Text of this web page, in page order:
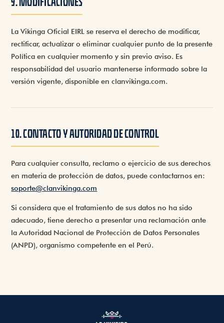
La Vikinga Oficial EIRL se reserva el derecho de modificar,
rectificar, actualizar o eliminar cualquier punto de la presente
Política en cualquier momento y sin previo aviso. Es
responsabilidad del usuario mantenerse informado sobre la
versión vigente, disponible en clanvikinga.com.
10. CONTACTO Y AUTORIDAD DE CONTROL
Para cualquier consulta, reclamo o ejercicio de sus derechos
en materia de protección de datos, puede contactarnos en:
soporte@clanvikinga.com
Si considera que el tratamiento de sus datos no ha sido
adecuado, tiene derecho a presentar una reclamación ante
laAutoridad Nacional de Protección de Datos Personales
(ANPD), organismo competente en el Perú.